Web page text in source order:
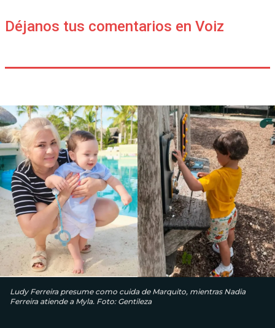
Déjanos tus comentarios en Voiz
Ludy Ferreira presume como cuida de Marquito, mientras Nadia
Ferreira atiende a Myla. Foto: Gentileza